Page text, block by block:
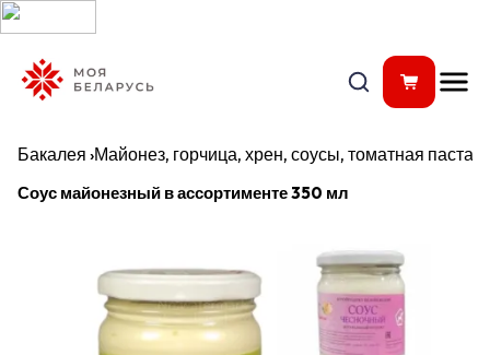
Бакалея ›Майонез, горчица, хрен, соусы, томатная паста
Соус майонезный в ассортименте 350 мл